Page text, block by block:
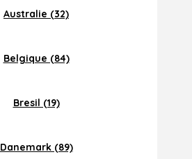
Australie (32)
Belgique (84)
Bresil (19)
Danemark (89)